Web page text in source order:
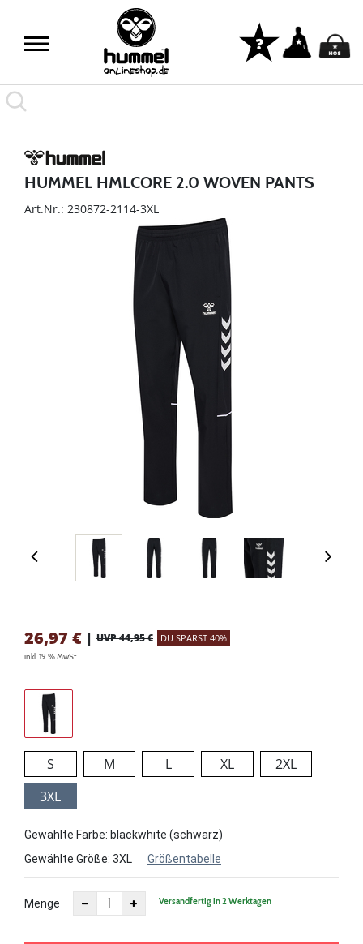
HUMMEL HMLCORE 2.0 WOVEN PANTS
Art.Nr.: 230872-2114-3XL
26,97 € | UVP 44,95 € DU SPARST 40%
inkl. 19 % MwSt.
S M L XL
2XL
3XL
Gewählte Farbe: blackwhite (schwarz)
Gewählte Größe: 3XL Größentabelle
Menge Versandfertig in 2 Werktagen